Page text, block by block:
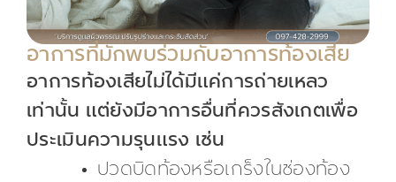
อาการที่มักพบร่วมกับอาการท้องเสีย
อาการท้องเสียไม่ได้มีแค่การถ่ายเหลว
เท่านั้น แต่ยังมีอาการอื่นที่ควรสังเกตเพื่อ
ประเมินความรุนแรง เช่น
ปวดบิดท้องหรือเกร็งในช่องท้อง